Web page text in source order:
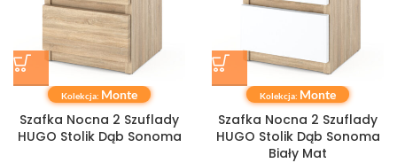
Kolekcja: Monte
Szafka Nocna 2 Szuflady
HUGO Stolik Dąb Sonoma
Kolekcja: Monte
Szafka Nocna 2 Szuflady
HUGO Stolik Dąb Sonoma
Biały Mat